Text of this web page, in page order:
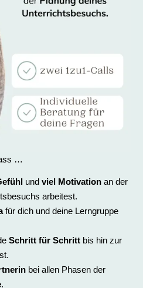
…
und viel Motivation an der
arbeitest.
für dich und deine Lerngruppe
Schritt für Schritt bis hin zur
bei allen Phasen der
.